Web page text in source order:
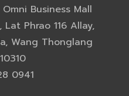
Business Mall
Lat Phrao 116 Allay,
Wang Thonglang
0941